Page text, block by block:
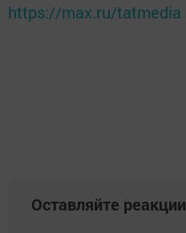
https://max.ru/tatmedia
Оставляйте реакции